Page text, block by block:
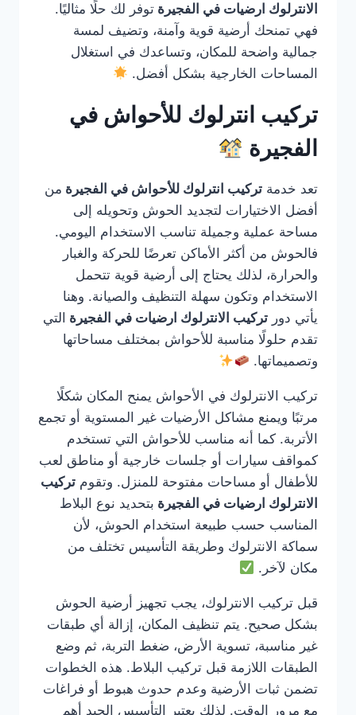
الانترلوك ارضيات في الفجيرة توفر لك حلًا مثاليًا.
فهي تمنحك أرضية قوية وآمنة، وتضيف لمسة
جمالية واضحة للمكان، وتساعدك في استغلال
المساحات الخارجية بشكل أفضل.
تركيب انترلوك للأحواش في
الفجيرة
تعد خدمة تركيب انترلوك للأحواش في الفجيرة من
أفضل الاختيارات لتجديد الحوش وتحويله إلى
مساحة عملية وجميلة تناسب الاستخدام اليومي.
فالحوش من أكثر الأماكن تعرضًا للحركة والغبار
والحرارة، لذلك يحتاج إلى أرضية قوية تتحمل
الاستخدام وتكون سهلة التنظيف والصيانة. وهنا
يأتي دور تركيب الانترلوك ارضيات في الفجيرة التي
تقدم حلولًا مناسبة للأحواش بمختلف مساحاتها
وتصميماتها.
تركيب الانترلوك في الأحواش يمنح المكان شكلًا
مرتبًا ويمنع مشاكل الأرضيات غير المستوية أو تجمع
الأتربة. كما أنه مناسب للأحواش التي تستخدم
كمواقف سيارات أو جلسات خارجية أو مناطق لعب
للأطفال أو مساحات مفتوحة للمنزل. وتقوم تركيب
الانترلوك ارضيات في الفجيرة بتحديد نوع البلاط
المناسب حسب طبيعة استخدام الحوش، لأن
سماكة الانترلوك وطريقة التأسيس تختلف من
مكان لآخر.
قبل تركيب الانترلوك، يجب تجهيز أرضية الحوش
بشكل صحيح. يتم تنظيف المكان، إزالة أي طبقات
غير مناسبة، تسوية الأرض، ضغط التربة، ثم وضع
الطبقات اللازمة قبل تركيب البلاط. هذه الخطوات
تضمن ثبات الأرضية وعدم حدوث هبوط أو فراغات
مع مرور الوقت. لذلك يعتبر التأسيس الجيد أهم